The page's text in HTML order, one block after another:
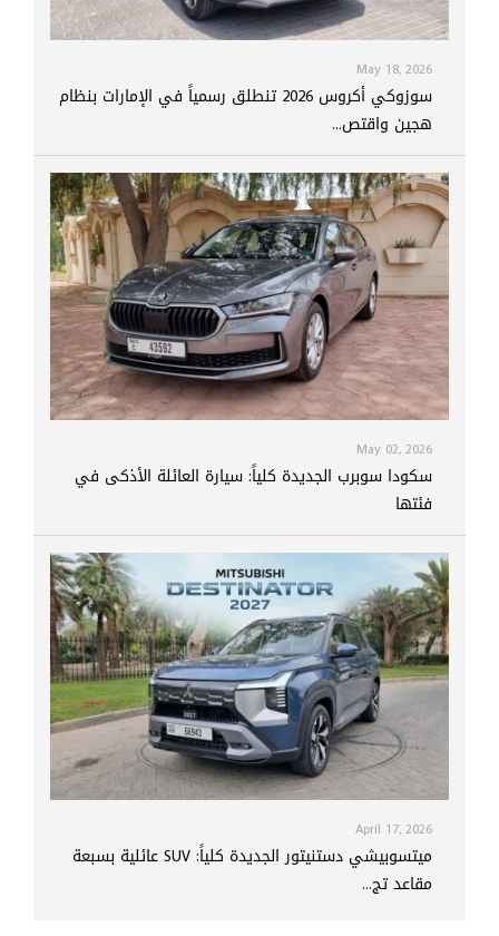
May 18, 2026
سوزوكي أكروس 2026 تنطلق رسمياً في الإمارات بنظام
هجين واقتص...
May 02, 2026
سكودا سوبرب الجديدة كلياً: سيارة العائلة الأذكى في
فئتها
April 17, 2026
ميتسوبيشي دستنيتور الجديدة كلياً: SUV عائلية بسبعة
مقاعد تج...